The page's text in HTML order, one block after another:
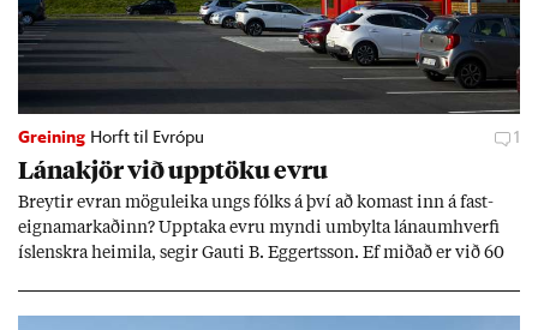
Greining Horft til Evrópu 1
Lána­kjör við upp­töku evru
Breyt­ir evr­an mögu­leika ungs fólks á því að kom­ast inn á fast­
eigna­mark­að­inn? Upp­taka evru myndi um­bylta lánaum­hverfi
ís­lenskra heim­ila, seg­ir Gauti B. Eggerts­son. Ef mið­að er við 60